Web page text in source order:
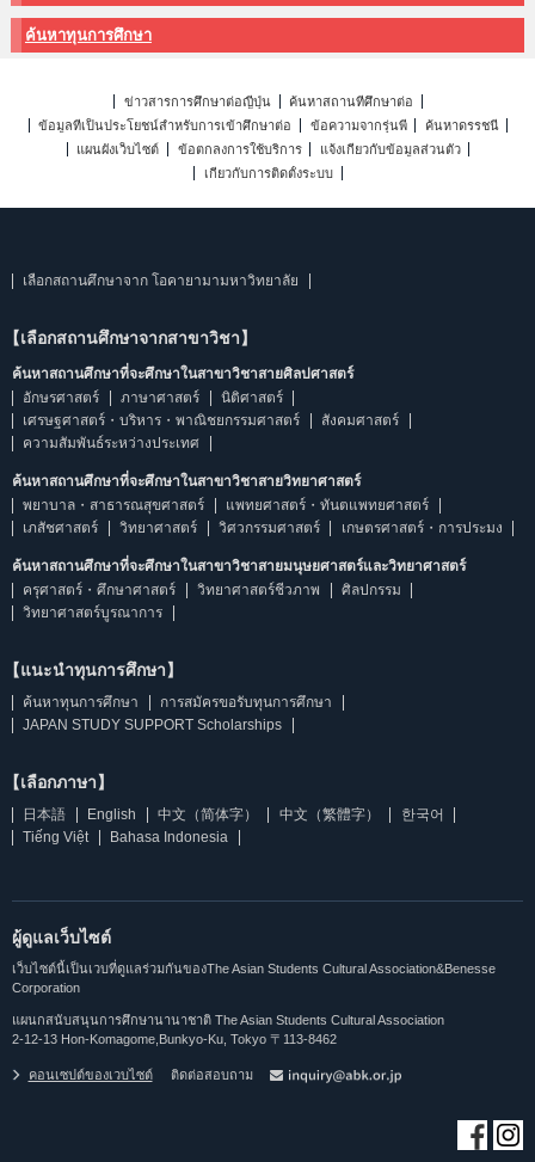
ค้นหาทุนการศึกษา
ข่าวสารการศึกษาต่อญี่ปุ่น
ค้นหาสถานที่ศึกษาต่อ
ข้อมูลที่เป็นประโยชน์สำหรับการเข้าศึกษาต่อ
ข้อความจากรุ่นพี่
ค้นหาดรรชนี
แผนผังเว็บไซต์
ข้อตกลงการใช้บริการ
แจ้งเกี่ยวกับข้อมูลส่วนตัว
เกี่ยวกับการติดตั้งระบบ
เลือกสถานศึกษาจาก โอคายามามหาวิทยาลัย
【เลือกสถานศึกษาจากสาขาวิชา】
ค้นหาสถานศึกษาที่จะศึกษาในสาขาวิชาสายศิลปศาสตร์
อักษรศาสตร์
ภาษาศาสตร์
นิติศาสตร์
เศรษฐศาสตร์・บริหาร・พาณิชยกรรมศาสตร์
สังคมศาสตร์
ความสัมพันธ์ระหว่างประเทศ
ค้นหาสถานศึกษาที่จะศึกษาในสาขาวิชาสายวิทยาศาสตร์
พยาบาล・สาธารณสุขศาสตร์
แพทยศาสตร์・ทันตแพทยศาสตร์
เภสัชศาสตร์
วิทยาศาสตร์ วิศวกรรมศาสตร์ เกษตรศาสตร์・การประมง
ค้นหาสถานศึกษาที่จะศึกษาในสาขาวิชาสายมนุษยศาสตร์และวิทยาศาสตร์
ครุศาสตร์・ศึกษาศาสตร์
วิทยาศาสตร์ชีวภาพ
ศิลปกรรม
วิทยาศาสตร์บูรณาการ
【แนะนำทุนการศึกษา】
ค้นหาทุนการศึกษา
การสมัครขอรับทุนการศึกษา
JAPAN STUDY SUPPORT Scholarships
【เลือกภาษา】
日本語 English 中文（简体字） 中文（繁體字）
한국어
Tiếng Việt
Bahasa Indonesia
ผู้ดูแลเว็บไซต์
เว็บไซต์นี้เป็นเวบที่ดูแลร่วมกันของThe Asian Students Cultural Association&Benesse
Corporation
แผนกสนับสนุนการศึกษานานาชาติ The Asian Students Cultural Association
2-12-13 Hon-Komagome,Bunkyo-Ku, Tokyo 〒113-8462
คอนเซปต์ของเวบไซต์ ติดต่อสอบถาม